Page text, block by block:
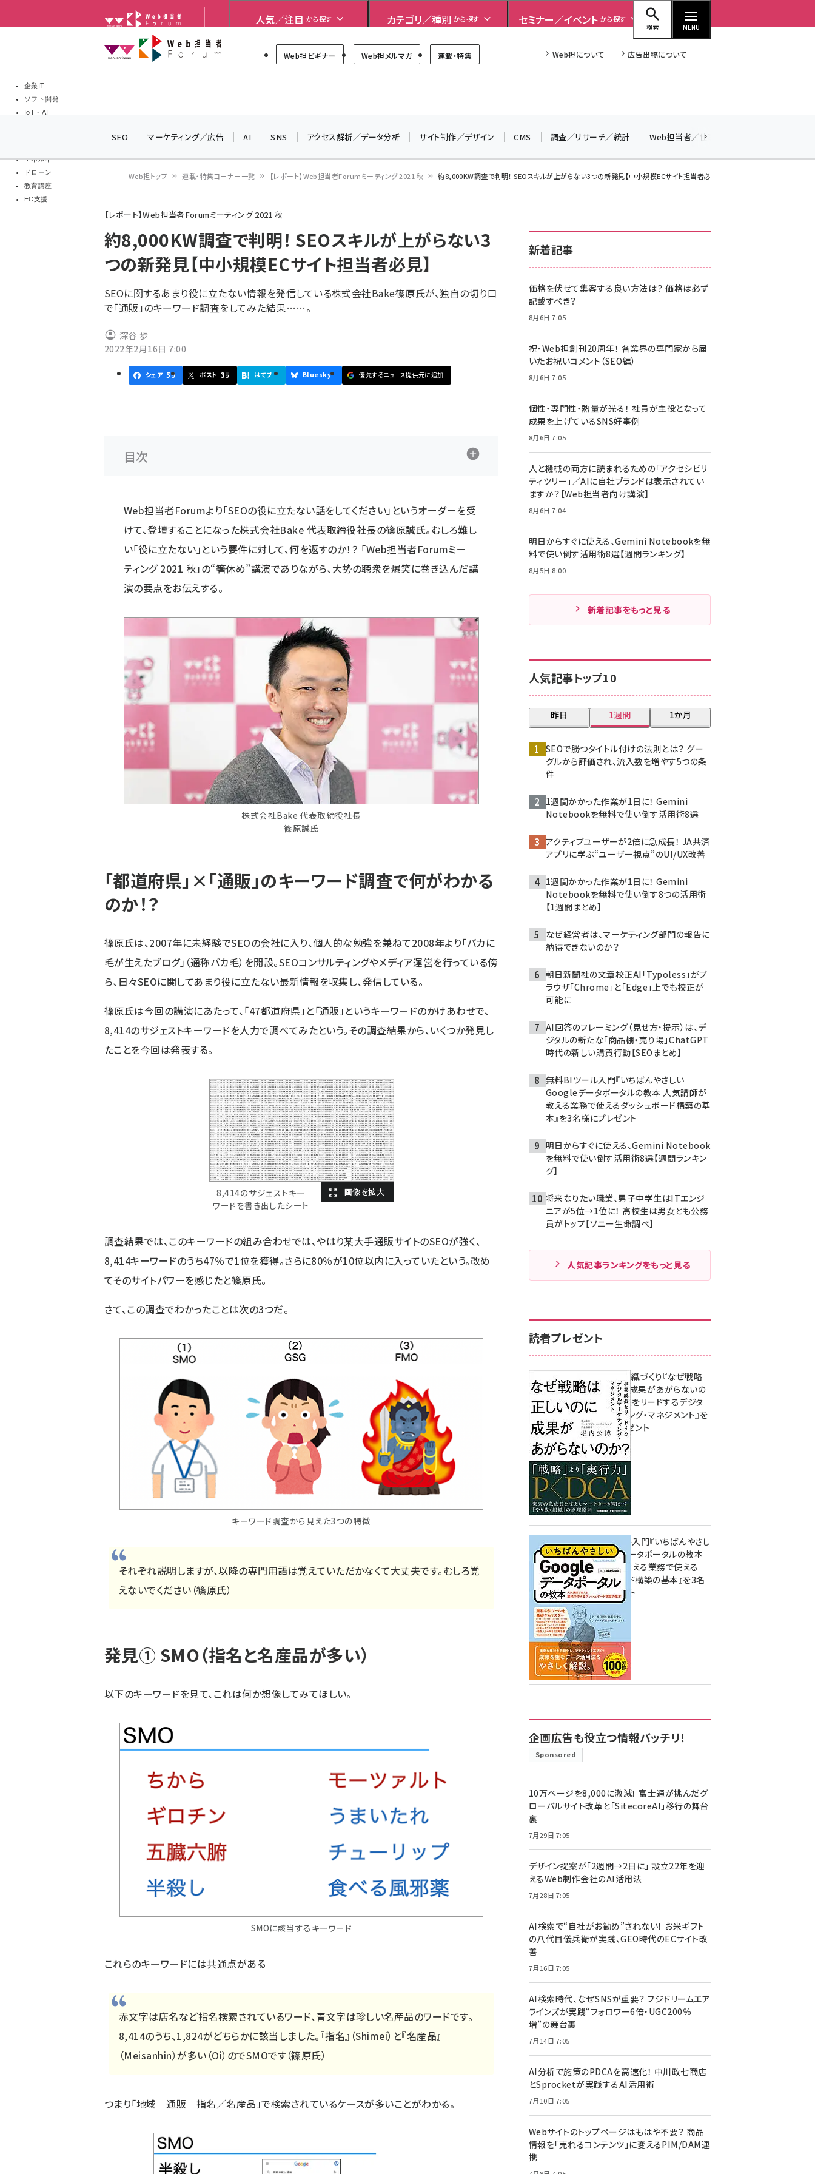
イ
企業IT
ソフト開発
IoT・AI
エネルギー
ドローン
教育講座
EC支援
Web担当者Forum
Web担ビギナー Web担メルマガ 連載・特集 Web担について 広告出稿について
検索 MENU
Web担当者Forum人気／注目 から探す カテゴリ／種別 から探す セミナー／イベント から探す
ai (2804)
z世代 (1622)
llmo (1161)
SEO マーケティング／広告 AI SNS アクセス解析／データ分析 サイト制作／デザイン CMS 調査／リサーチ／統計 Web担当者／仕事
ン
く
ず
Web担トップ 連載・特集コーナー一覧 【レポート】Web担当者Forumミーティング 2021 秋 約8,000KW調査で判明！ SEOスキルが上がらない3つの新発見【中小規模ECサイト担当者必見】
【レポート】Web担当者Forumミーティング 2021 秋
約8,000KW調査で判明！ SEOスキルが上がらない3
つの新発見【中小規模ECサイト担当者必見】
SEOに関するあまり役に立たない情報を発信している株式会社Bake篠原氏が、独自の切り口
で「通販」のキーワード調査をしてみた結果……。
深谷 歩
2022年2月16日 7:00
シェア 59 ポスト 39 はてブ Bluesky 優先するニュース提供元に追加
目次
Web担当者Forumより「SEOの役に立たない話をしてください」というオーダーを受
けて、登壇することになった株式会社Bake 代表取締役社長の篠原誠氏。むしろ難し
い「役に立たない」という要件に対して、何を返すのか！？ 「Web担当者Forumミー
ティング 2021 秋」の“箸休め”講演でありながら、大勢の聴衆を爆笑に巻き込んだ講
演の要点をお伝えする。
株式会社Bake 代表取締役社長
篠原誠氏
「都道府県」×「通販」のキーワード調査で何がわかる
のか！？
篠原氏は、2007年に未経験でSEOの会社に入り、個人的な勉強を兼ねて2008年より「バカに
毛が生えたブログ」（通称バカ毛）を開設。SEOコンサルティングやメディア運営を行っている傍
ら、日々SEOに関してあまり役に立たない最新情報を収集し、発信している。
篠原氏は今回の講演にあたって、「47都道府県」と「通販」というキーワードのかけあわせで、
8,414のサジェストキーワードを人力で調べてみたという。その調査結果から、いくつか発見し
たことを今回は発表する。
8,414のサジェストキー
ワードを書き出したシート
調査結果では、このキーワードの組み合わせでは、やはり某大手通販サイトのSEOが強く、
8,414キーワードのうち47％で1位を獲得。さらに80％が10位以内に入っていたという。改め
てそのサイトパワーを感じたと篠原氏。
さて、この調査でわかったことは次の3つだ。
キーワード調査から見えた3つの特徴
それぞれ説明しますが、以降の専門用語は覚えていただかなくて大丈夫です。むしろ覚
えないでください（篠原氏）
発見① SMO（指名と名産品が多い）
以下のキーワードを見て、これは何か想像してみてほしい。
SMOに該当するキーワード
これらのキーワードには共通点がある
赤文字は店名など指名検索されているワード、青文字は珍しい名産品のワードです。
8,414のうち、1,824がどちらかに該当しました。『指名』（Shimei）と『名産品』
（Meisanhin）が多い（Oi）のでSMOです（篠原氏）
つまり「地域 通販 指名／名産品」で検索されているケースが多いことがわかる。
新着記事
価格を伏せて集客する良い方法は？ 価格は必ず
記載すべき？
8月6日 7:05
祝・Web担創刊20周年！ 各業界の専門家から届
いたお祝いコメント（SEO編）
8月6日 7:05
個性・専門性・熱量が光る！ 社員が主役となって
成果を上げているSNS好事例
8月6日 7:05
人と機械の両方に読まれるための「アクセシビリ
ティツリー」／AIに自社ブランドは表示されてい
ますか？【Web担当者向け講演】
8月6日 7:04
明日からすぐに使える、Gemini Notebookを無
料で使い倒す活用術8選【週間ランキング】
8月5日 8:00
新着記事をもっと見る
人気記事トップ10
昨日 1週間 1か月
SEOで勝つタイトル付けの法則とは？ グー
グルから評価され、流入数を増やす5つの条
件
1週間かかった作業が1日に！ Gemini
Notebookを無料で使い倒す活用術8選
アクティブユーザーが2倍に急成長！ JA共済
アプリに学ぶ“ユーザー視点”のUI/UX改善
1週間かかった作業が1日に！ Gemini
Notebookを無料で使い倒す8つの活用術
【1週間まとめ】
なぜ経営者は、マーケティング部門の報告に
納得できないのか？
朝日新聞社の文章校正AI「Typoless」がブ
ラウザ「Chrome」と「Edge」上でも校正が
可能に
AI回答のフレーミング（見せ方・提示）は、デ
ジタルの新たな「商品棚・売り場」――ChatGPT
時代の新しい購買行動【SEOまとめ】
無料BIツール入門『いちばんやさしい
Googleデータポータルの教本 人気講師が
教える業務で使えるダッシュボード構築の基
本』を3名様にプレゼント
明日からすぐに使える、Gemini Notebook
を無料で使い倒す活用術8選【週間ランキン
グ】
将来なりたい職業、男子中学生はITエンジ
ニアが5位→1位に！ 高校生は男女とも公務
員がトップ【ソニー生命調べ】
人気記事ランキングをもっと見る
読者プレゼント
成果を生む組織づくり『なぜ戦略
は正しいのに成果があがらないの
か？ 事業成長をリードするデジタ
ルマーケティング・マネジメント』を
3名様にプレゼント
10:00
無料BIツール入門『いちばんやさし
いGoogleデータポータルの教本
人気講師が教える業務で使える
ダッシュボード構築の基本』を3名
様にプレゼント
7月31日 10:00
企画広告も役立つ情報バッチリ！
Sponsored
10万ページを8,000に激減！ 富士通が挑んだグ
ローバルサイト改革と「SitecoreAI」移行の舞台
裏
7月29日 7:05
デザイン提案が「2週間→2日に」 設立22年を迎
えるWeb制作会社のAI活用法
7月28日 7:05
AI検索で“自社がお勧め”されない！ お米ギフト
の八代目儀兵衛が実践、GEO時代のECサイト改
善
7月16日 7:05
AI検索時代、なぜSNSが重要？ フジドリームエア
ラインズが実践“フォロワー6倍・UGC200％
増”の舞台裏
7月14日 7:05
AI分析で施策のPDCAを高速化！ 中川政七商店
とSprocketが実践するAI活用術
7月10日 7:05
Webサイトのトップページはもはや不要？ 商品
情報を「売れるコンテンツ」に変えるPIM/DAM連
携
▼アンケートページはこちらから▼